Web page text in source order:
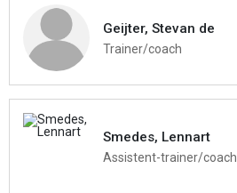
Geijter, Stevan de
Trainer/coach
Smedes, Lennart
Assistent-trainer/coach